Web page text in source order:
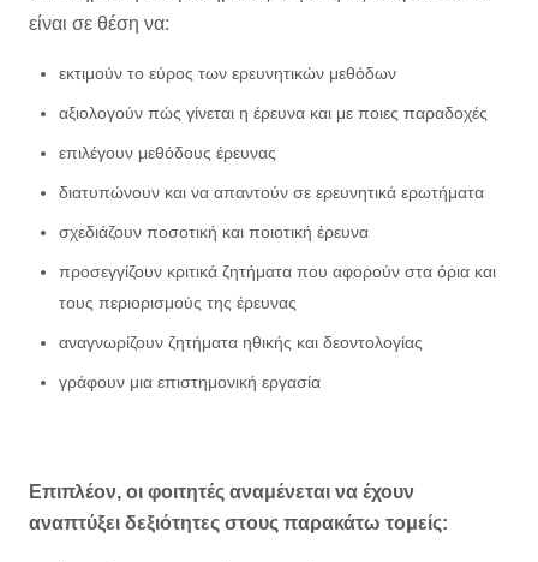
είναι σε θέση να:
εκτιμούν το εύρος των ερευνητικών μεθόδων
αξιολογούν πώς γίνεται η έρευνα και με ποιες παραδοχές
επιλέγουν μεθόδους έρευνας
διατυπώνουν και να απαντούν σε ερευνητικά ερωτήματα
σχεδιάζουν ποσοτική και ποιοτική έρευνα
προσεγγίζουν κριτικά ζητήματα που αφορούν στα όρια και
τους περιορισμούς της έρευνας
αναγνωρίζουν ζητήματα ηθικής και δεοντολογίας
γράφουν μια επιστημονική εργασία
Επιπλέον, οι φοιτητές αναμένεται να έχουν
αναπτύξει δεξιότητες στους παρακάτω τομείς: